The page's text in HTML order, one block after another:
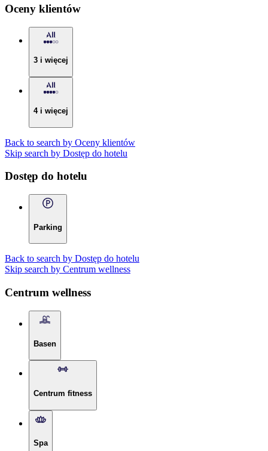
Oceny klientów
3 i więcej
4 i więcej
Back to search by Oceny klientów
Skip search by Dostęp do hotelu
Dostęp do hotelu
Parking
Back to search by Dostęp do hotelu
Skip search by Centrum wellness
Centrum wellness
Basen
Centrum fitness
Spa